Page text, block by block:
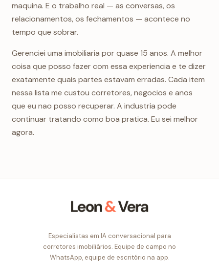
maquina. E o trabalho real — as conversas, os
relacionamentos, os fechamentos — acontece no
tempo que sobrar.
Gerenciei uma imobiliaria por quase 15 anos. A melhor
coisa que posso fazer com essa experiencia e te dizer
exatamente quais partes estavam erradas. Cada item
nessa lista me custou corretores, negocios e anos
que eu nao posso recuperar. A industria pode
continuar tratando como boa pratica. Eu sei melhor
agora.
Especialistas em IA conversacional para
corretores imobiliários. Equipe de campo no
WhatsApp, equipe de escritório na app.